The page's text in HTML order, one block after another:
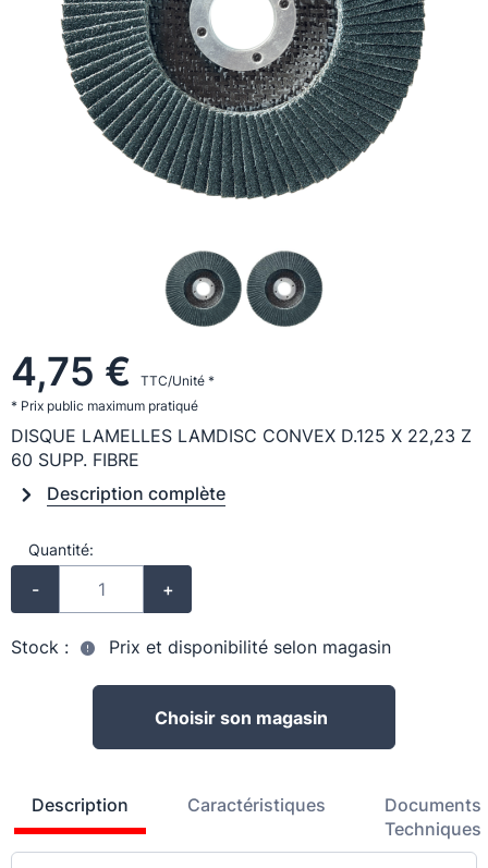
4,75 €
TTC/Unité *
* Prix public maximum pratiqué
DISQUE LAMELLES LAMDISC CONVEX D.125 X 22,23 Z
60 SUPP. FIBRE
Description complète
Quantité:
- +
Stock : Prix et disponibilité selon magasin
Choisir son magasin
Description Caractéristiques
Documents
Techniques